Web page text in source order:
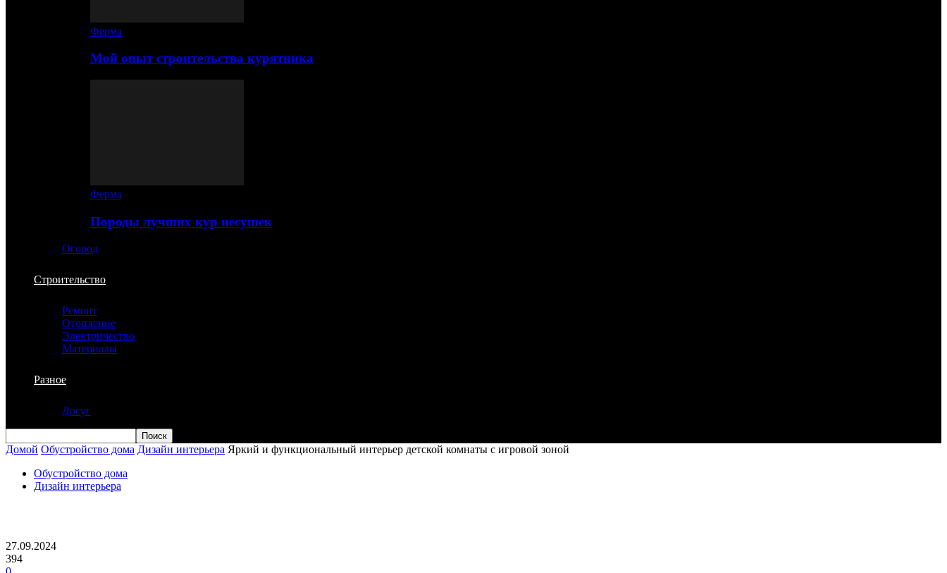
Ферма
Мой опыт строительства курятника
Ферма
Породы лучших кур несушек
Огород
Строительство
Ремонт
Отопление
Электричество
Материалы
Разное
Досуг
Домой Обустройство дома Дизайн интерьера Яркий и функциональный интерьер детской комнаты с игровой зоной
Обустройство дома
Дизайн интерьера
27.09.2024
394